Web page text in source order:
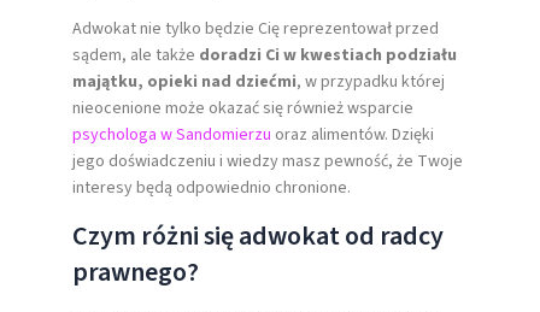
Adwokat nie tylko będzie Cię reprezentował przed
sądem, ale także doradzi Ci w kwestiach podziału
majątku, opieki nad dziećmi, w przypadku której
nieocenione może okazać się również wsparcie
psychologa w Sandomierzu oraz alimentów. Dzięki
jego doświadczeniu i wiedzy masz pewność, że Twoje
interesy będą odpowiednio chronione.
Czym różni się adwokat od radcy
prawnego?